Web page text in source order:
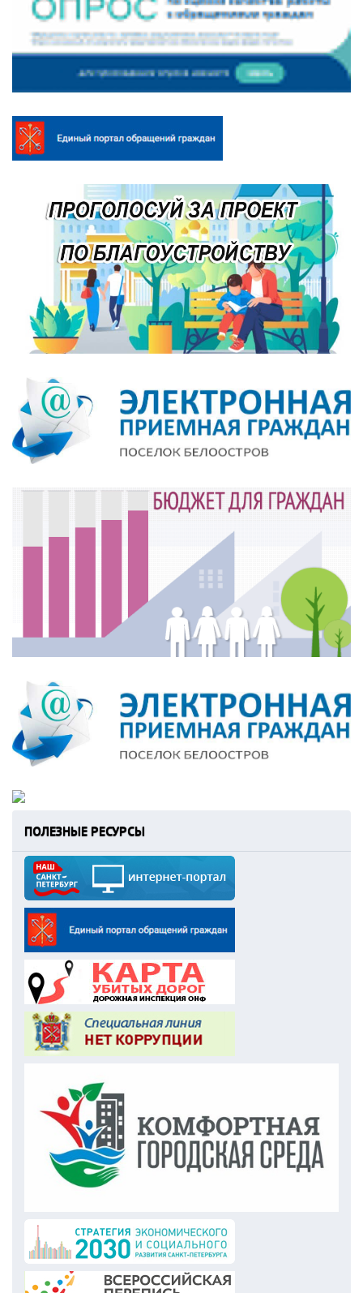
ПОЛЕЗНЫЕ РЕСУРСЫ